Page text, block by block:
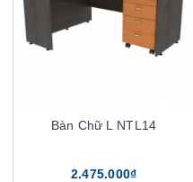
Bàn Chữ L NTL14
2.475.000₫